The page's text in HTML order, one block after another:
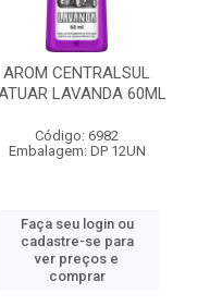
AROM CENTRALSUL
LAVANDA 60ML
Código: 6982
Embalagem: DP 12UN
Faça seu login ou
cadastre-se para
ver preços e
comprar